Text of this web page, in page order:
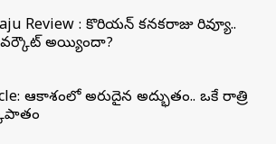
Review : కొరియన్ కనకరాజు రివ్యూ..
అయ్యిందా?
ఆకాశంలో అరుదైన అద్భుతం.. ఒకే రాత్రి